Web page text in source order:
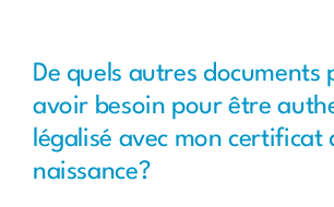
De quels autres documents
avoir besoin pour être
légalisé avec mon certificat
naissance?